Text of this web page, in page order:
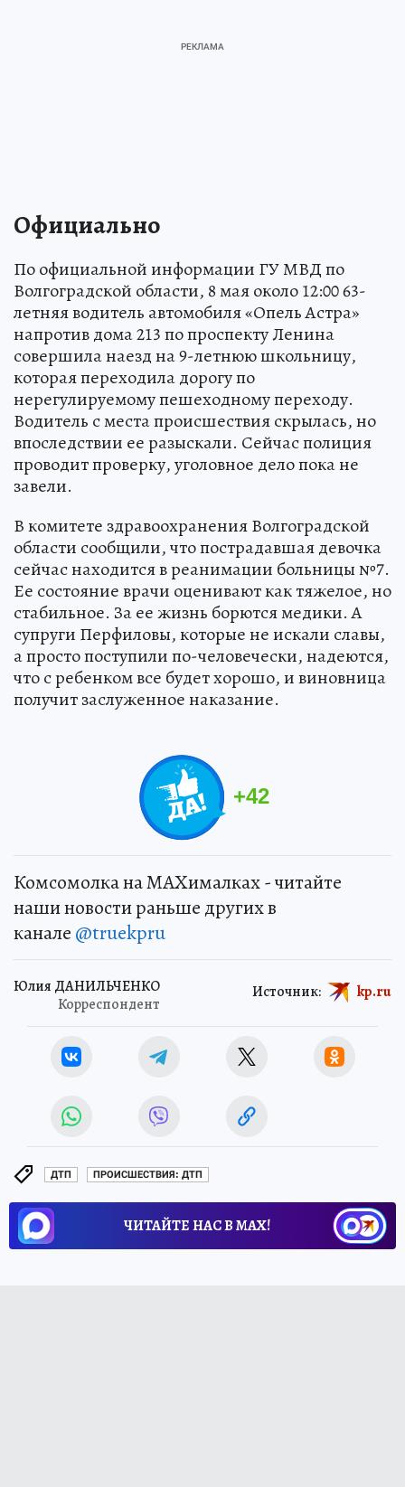
Официально
По официальной информации ГУ МВД по
Волгоградской области, 8 мая около 12:00 63-
летняя водитель автомобиля «Опель Астра»
напротив дома 213 по проспекту Ленина
совершила наезд на 9-летнюю школьницу,
которая переходила дорогу по
нерегулируемому пешеходному переходу.
Водитель с места происшествия скрылась, но
впоследствии ее разыскали. Сейчас полиция
проводит проверку, уголовное дело пока не
завели.
В комитете здравоохранения Волгоградской
области сообщили, что пострадавшая девочка
сейчас находится в реанимации больницы №7.
Ее состояние врачи оценивают как тяжелое, но
стабильное. За ее жизнь борются медики. А
супруги Перфиловы, которые не искали славы,
а просто поступили по-человечески, надеются,
что с ребенком все будет хорошо, и виновница
получит заслуженное наказание.
+42
Комсомолка на MAXималках - читайте
наши новости раньше других в
канале @truekpru
Юлия ДАНИЛЬЧЕНКО
Корреспондент
Источник: kp.ru
ДТП ПРОИСШЕСТВИЯ: ДТП
ЧИТАЙТЕ НАС В МАХ!